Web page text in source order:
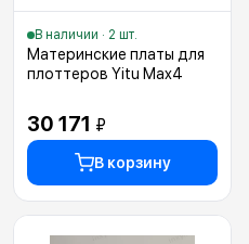
В наличии · 2 шт.
Материнские платы для
плоттеров Yitu Max4
30 171 ₽
В корзину